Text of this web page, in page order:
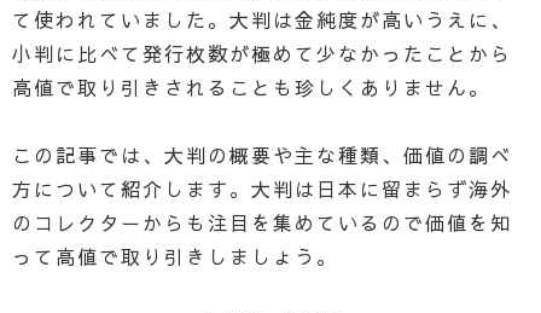
て使われていました。大判は金純度が高いうえに、
小判に比べて発行枚数が極めて少なかったことから
高値で取り引きされることも珍しくありません。
この記事では、大判の概要や主な種類、価値の調べ
方について紹介します。大判は日本に留まらず海外
のコレクターからも注目を集めているので価値を知
って高値で取り引きしましょう。